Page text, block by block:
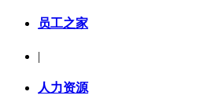
员工之家
|
人力资源